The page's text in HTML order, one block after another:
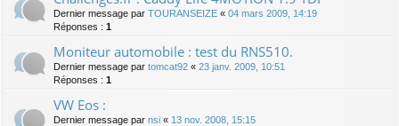
Dernier message par TOURANSEIZE « 04 mars 2009, 14:19
Réponses : 1
Moniteur automobile : test du RNS510.
Dernier message par tomcat92 « 23 janv. 2009, 10:51
Réponses : 1
VW Eos :
Dernier message par nsi « 13 nov. 2008, 15:15